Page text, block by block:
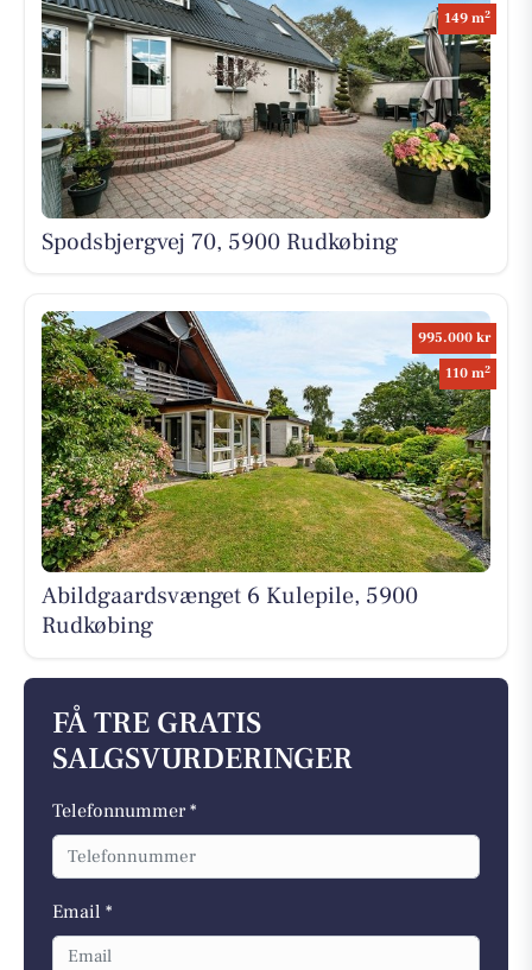
149 m2
Spodsbjergvej 70, 5900 Rudkøbing
995.000 kr
110 m2
Abildgaardsvænget 6 Kulepile, 5900
Rudkøbing
FÅ TRE GRATIS
SALGSVURDERINGER
Telefonnummer *
Email *